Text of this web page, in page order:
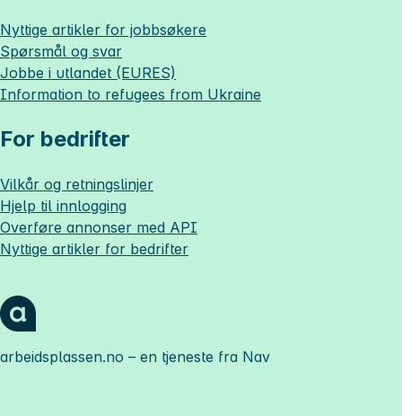
Nyttige artikler for jobbsøkere
Spørsmål og svar
Jobbe i utlandet (EURES)
Information to refugees from Ukraine
For bedrifter
Vilkår og retningslinjer
Hjelp til innlogging
Overføre annonser med API
Nyttige artikler for bedrifter
arbeidsplassen.no – en tjeneste fra Nav